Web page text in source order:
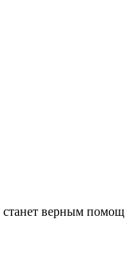
станет верным помощ